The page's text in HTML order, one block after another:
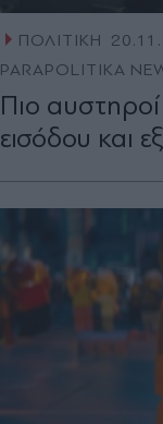
ΠΟΛΙΤΙΚΗ
PARAPOLITIKA
Πιο
εισόδου και